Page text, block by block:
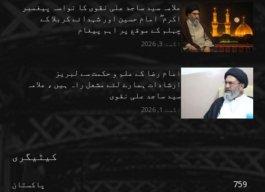
علامہ سید ساجد علی نقوی کا نواسہ پیغمبر
اکرم ۖ امام حسین اور شہدائے کربلا کے
چہلم کے موقع پر اہم پیغام
اگست 3, 2026
امام رضا کے علم و حکمت سے لبریز
ارشادات ہمارے لئے مشعل راہ ہیں ، علامہ
سید ساجد علی نقوی
اگست 1, 2026
کیٹیگری
پاکستان
759